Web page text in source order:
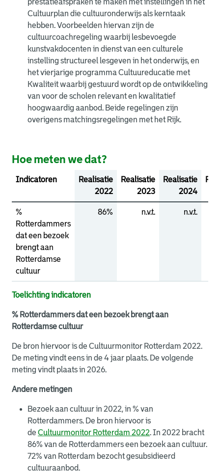
prestatieafspraken te maken met instellingen in het
Cultuurplan die cultuuronderwijs als kerntaak
hebben. Voorbeelden hiervan zijn de
cultuurcoachregeling waarbij lesbevoegde
kunstvakdocenten in dienst van een culturele
instelling structureel lesgeven in het onderwijs, en
het vierjarige programma Cultuureducatie met
Kwaliteit waarbij gestuurd wordt op de ontwikkeling
van voor de scholen relevant en kwalitatief
hoogwaardig aanbod. Beide regelingen zijn
overigens matchingsregelingen met het Rijk.
Hoe meten we dat?
Indicatoren
Realisatie
2022
Realisatie
2023
Realisatie
2024
%
Rotterdammers
dat een bezoek
brengt aan
Rotterdamse
cultuur
86% n.v.t. n.v.t.
Toelichting indicatoren
% Rotterdammers dat een bezoek brengt aan
Rotterdamse cultuur
De bron hiervoor is de Cultuurmonitor Rotterdam 2022.
De meting vindt eens in de 4 jaar plaats. De volgende
meting vindt plaats in 2026.
Andere metingen
Bezoek aan cultuur in 2022, in % van
Rotterdammers. De bron hiervoor is
de Cultuurmonitor Rotterdam 2022. In 2022 bracht
86% van de Rotterdammers een bezoek aan cultuur.
72% van Rotterdam bezocht gesubsidieerd
cultuuraanbod.